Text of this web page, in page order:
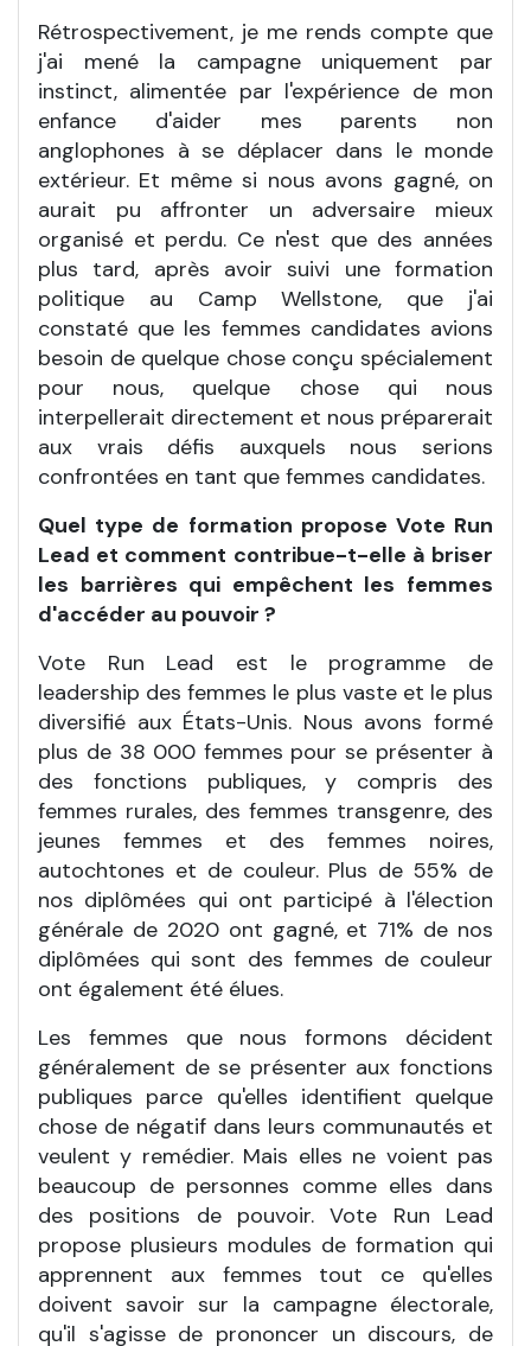
Rétrospectivement, je me rends compte que
j'ai mené la campagne uniquement par
instinct, alimentée par l'expérience de mon
enfance d'aider mes parents non
anglophones à se déplacer dans le monde
extérieur. Et même si nous avons gagné, on
aurait pu affronter un adversaire mieux
organisé et perdu. Ce n'est que des années
plus tard, après avoir suivi une formation
politique au Camp Wellstone, que j'ai
constaté que les femmes candidates avions
besoin de quelque chose conçu spécialement
pour nous, quelque chose qui nous
interpellerait directement et nous préparerait
aux vrais défis auxquels nous serions
confrontées en tant que femmes candidates.
Quel type de formation propose Vote Run
Lead et comment contribue-t-elle à briser
les barrières qui empêchent les femmes
d'accéder au pouvoir ?
Vote Run Lead est le programme de
leadership des femmes le plus vaste et le plus
diversifié aux États-Unis. Nous avons formé
plus de 38 000 femmes pour se présenter à
des fonctions publiques, y compris des
femmes rurales, des femmes transgenre, des
jeunes femmes et des femmes noires,
autochtones et de couleur. Plus de 55% de
nos diplômées qui ont participé à l'élection
générale de 2020 ont gagné, et 71% de nos
diplômées qui sont des femmes de couleur
ont également été élues.
Les femmes que nous formons décident
généralement de se présenter aux fonctions
publiques parce qu'elles identifient quelque
chose de négatif dans leurs communautés et
veulent y remédier. Mais elles ne voient pas
beaucoup de personnes comme elles dans
des positions de pouvoir. Vote Run Lead
propose plusieurs modules de formation qui
apprennent aux femmes tout ce qu'elles
doivent savoir sur la campagne électorale,
qu'il s'agisse de prononcer un discours, de